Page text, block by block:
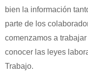
bien la información
parte de los
comenzamos a
conocer las leyes
Trabajo.